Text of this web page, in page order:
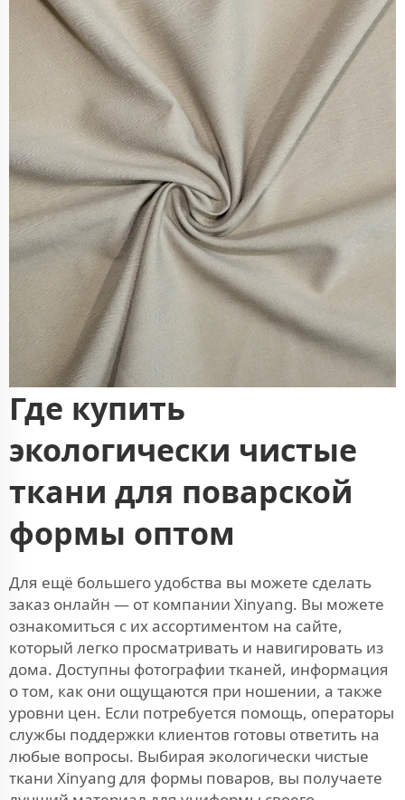
Где купить
экологически чистые
ткани для поварской
формы оптом
Для ещё большего удобства вы можете сделать
заказ онлайн — от компании Xinyang. Вы можете
ознакомиться с их ассортиментом на сайте,
который легко просматривать и навигировать из
дома. Доступны фотографии тканей, информация
о том, как они ощущаются при ношении, а также
уровни цен. Если потребуется помощь, операторы
службы поддержки клиентов готовы ответить на
любые вопросы. Выбирая экологически чистые
ткани Xinyang для формы поваров, вы получаете